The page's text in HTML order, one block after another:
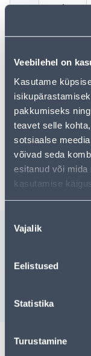
Veebilehel on
Kasutame
pakkumiseks
teavet selle
sotsiaalse
võivad seda
esitanud või mida
kasutamise käigus.
valik
Vajalik
Eelistused
Statistika
Turustamine
−
Посылочный
Забрать в
Похожие